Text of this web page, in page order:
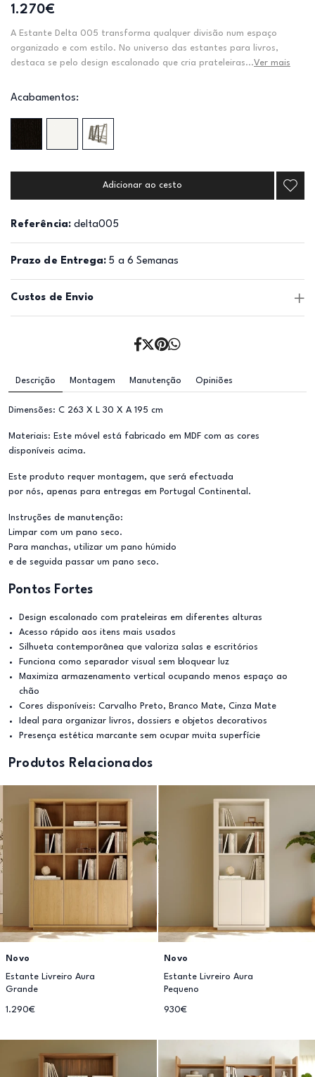
1.270€
A Estante Delta 005 transforma qualquer divisão num espaço
organizado e com estilo. No universo das estantes para livros,
destaca se pelo design escalonado que cria prateleiras...Ver mais
Acabamentos:
Adicionar ao cesto
Referência: delta005
Prazo de Entrega: 5 a 6 Semanas
Custos de Envio
Descrição Montagem Manutenção Opiniões
Dimensões: C 263 X L 30 X A 195 cm
Materiais: Este móvel está fabricado em MDF com as cores
disponíveis acima.
Este produto requer montagem, que será efectuada
por nós, apenas para entregas em Portugal Continental.
Instruções de manutenção:
Limpar com um pano seco.
Para manchas, utilizar um pano húmido
e de seguida passar um pano seco.
Pontos Fortes
Design escalonado com prateleiras em diferentes alturas
Acesso rápido aos itens mais usados
Silhueta contemporânea que valoriza salas e escritórios
Funciona como separador visual sem bloquear luz
Maximiza armazenamento vertical ocupando menos espaço ao
chão
Cores disponíveis: Carvalho Preto, Branco Mate, Cinza Mate
Ideal para organizar livros, dossiers e objetos decorativos
Presença estética marcante sem ocupar muita superfície
Produtos Relacionados
Novo
Estante Livreiro Aura
Grande
1.290€
Novo
Estante Livreiro Aura
Pequeno
930€